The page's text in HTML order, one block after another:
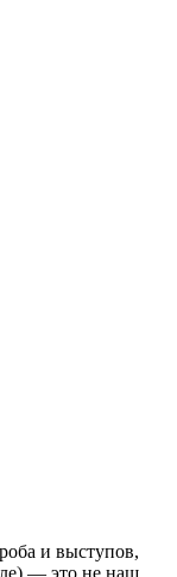
и выступов,
— это не наш